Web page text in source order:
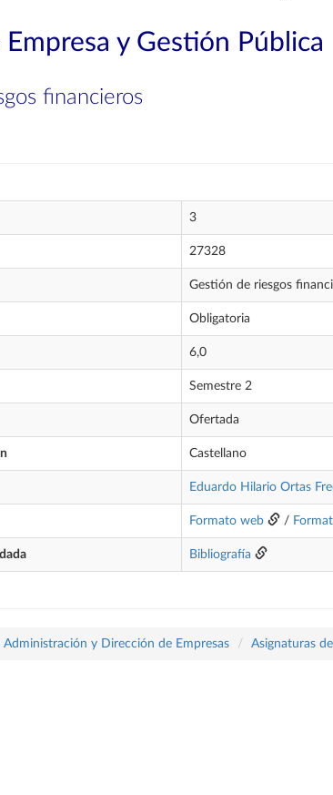
Empresa y Gestión Pública
financieros
3
27328
Gestión de riesgos
Obligatoria
6,0
Semestre 2
Ofertada
Castellano
Eduardo Hilario Ortas
Formato web /
Bibliografía
Administración y Dirección de Empresas Asignaturas